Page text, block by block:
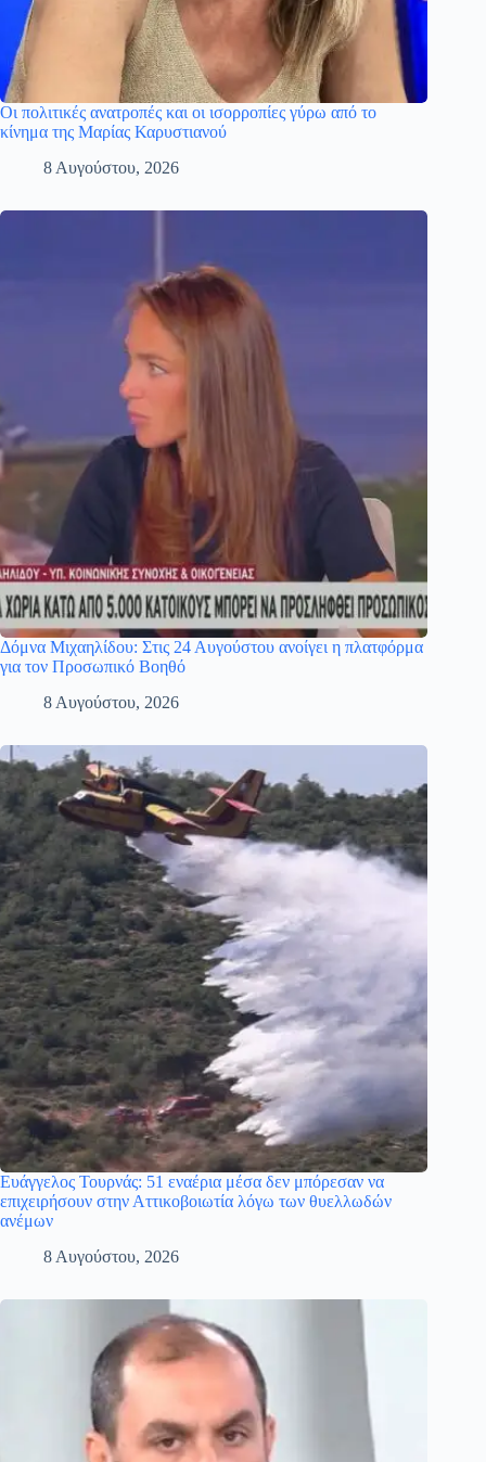
Οι πολιτικές ανατροπές και οι ισορροπίες γύρω από το
κίνημα της Μαρίας Καρυστιανού
8 Αυγούστου, 2026
Δόμνα Μιχαηλίδου: Στις 24 Αυγούστου ανοίγει η πλατφόρμα
για τον Προσωπικό Βοηθό
8 Αυγούστου, 2026
Ευάγγελος Τουρνάς: 51 εναέρια μέσα δεν μπόρεσαν να
επιχειρήσουν στην Αττικοβοιωτία λόγω των θυελλωδών
ανέμων
8 Αυγούστου, 2026